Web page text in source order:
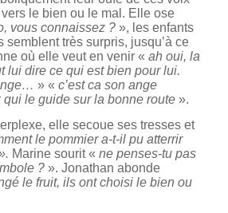
le bien ou le mal. Elle ose
vous connaissez ?», les enfants
semblent très surpris, jusqu’à ce
où elle veut en venir « ah oui, la
lui dire ce qui est bien pour lui.
» « c’est ca son ange
le guide sur la bonne route».
elle secoue ses tresses et
le pommier a-t-il pu atterrir
Marine sourit « ne penses-tu pas
? ». Jonathan abonde
le fruit, ils ont choisi le bien ou